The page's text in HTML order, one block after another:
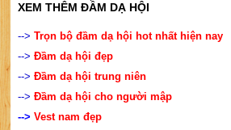
XEM THÊM ĐẦM DẠ HỘI
--> Trọn bộ đầm dạ hội hot nhất hiện nay
--> Đầm dạ hội đẹp
--> Đầm dạ hội trung niên
--> Đầm dạ hội cho người mập
--> Vest nam đẹp